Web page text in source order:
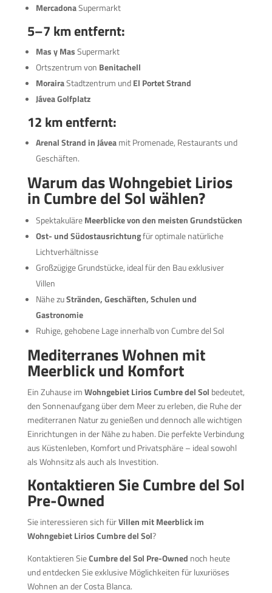
MercadonaSupermarkt
5–7 km entfernt:
Mas y MasSupermarkt
Ortszentrum von Benitachell
MorairaStadtzentrum undEl Portet Strand
Jávea Golfplatz
12 km entfernt:
Arenal Strand in Jáveamit Promenade, Restaurants und
Geschäften.
Warum das Wohngebiet Lirios
in Cumbre del Sol wählen?
SpektakuläreMeerblicke von den meisten Grundstücken
Ost- und Südostausrichtungfür optimale natürliche
Lichtverhältnisse
Großzügige Grundstücke, ideal für den Bau exklusiver
Villen
Nähe zuStränden, Geschäften, Schulen und
Gastronomie
Ruhige, gehobene Lage innerhalb von Cumbre del Sol
Mediterranes Wohnen mit
Meerblick und Komfort
Ein Zuhause imWohngebiet Lirios Cumbre del Sol bedeutet,
den Sonnenaufgang über dem Meer zu erleben, die Ruhe der
mediterranen Natur zu genießen und dennoch alle wichtigen
Einrichtungen in der Nähe zu haben. Die perfekte Verbindung
aus Küstenleben, Komfort und Privatsphäre – ideal sowohl
als Wohnsitz als auch als Investition.
Kontaktieren Sie Cumbre del Sol
Pre-Owned
Sie interessieren sich fürVillen mit Meerblick im
Wohngebiet Lirios Cumbre del Sol?
Kontaktieren SieCumbre del Sol Pre-Owned noch heute
und entdecken Sie exklusive Möglichkeiten für luxuriöses
Wohnen an der Costa Blanca.